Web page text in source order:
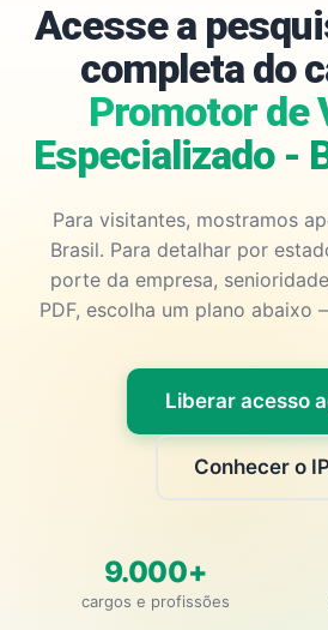
Acesse a
completa do
Promotor de
Especializado -
Para visitantes, mostramos
Brasil. Para detalhar por
porte da empresa,
PDF, escolha um plano abaixo
Liberar acesso
Conhecer o
9.000+
cargos e profissões